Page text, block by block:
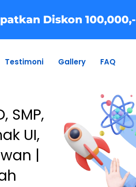
Diskon 100,000,-
Testimoni Gallery FAQ
SMP,
UI,
|